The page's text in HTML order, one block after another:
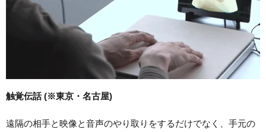
触覚伝話 (※東京・名古屋)
遠隔の相手と映像と音声のやり取りをするだけでなく、手元の